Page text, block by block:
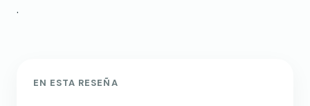
.
EN ESTA RESEÑA